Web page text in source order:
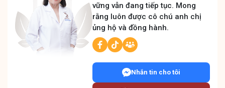
vững vẫn đang tiếp tục. Mong
rằng luôn được cô chú anh chị
ủng hộ và đồng hành.
Nhắn tin cho tôi